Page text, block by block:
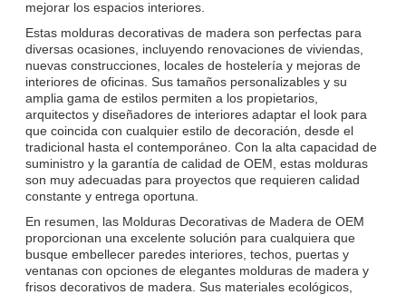
mejorar los espacios interiores.
Estas molduras decorativas de madera son perfectas para
diversas ocasiones, incluyendo renovaciones de viviendas,
nuevas construcciones, locales de hostelería y mejoras de
interiores de oficinas. Sus tamaños personalizables y su
amplia gama de estilos permiten a los propietarios,
arquitectos y diseñadores de interiores adaptar el look para
que coincida con cualquier estilo de decoración, desde el
tradicional hasta el contemporáneo. Con la alta capacidad de
suministro y la garantía de calidad de OEM, estas molduras
son muy adecuadas para proyectos que requieren calidad
constante y entrega oportuna.
En resumen, las Molduras Decorativas de Madera de OEM
proporcionan una excelente solución para cualquiera que
busque embellecer paredes interiores, techos, puertas y
ventanas con opciones de elegantes molduras de madera y
frisos decorativos de madera. Sus materiales ecológicos,